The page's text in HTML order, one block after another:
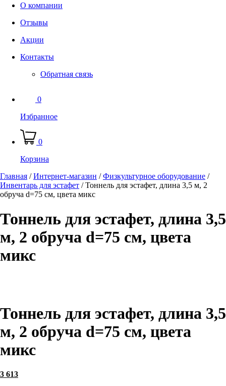
О компании
Отзывы
Акции
Контакты
Обратная связь
0
Избранное
0
Корзина
Главная /Интернет-магазин /Физкультурное оборудование /
Инвентарь для эстафет /Тоннель для эстафет, длина 3,5 м, 2
обруча d=75 см, цвета микс
Тоннель для эстафет, длина 3,5
м, 2 обруча d=75 см, цвета
микс
Тоннель для эстафет, длина 3,5
м, 2 обруча d=75 см, цвета
микс
3 613